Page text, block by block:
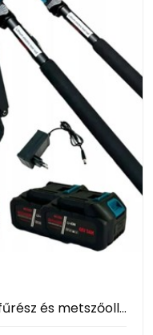
HAYAMI Akkumulátoros láncfűrész és metszőolló teleszkópos nyéllel, 2 akkumulátorral HA-1008